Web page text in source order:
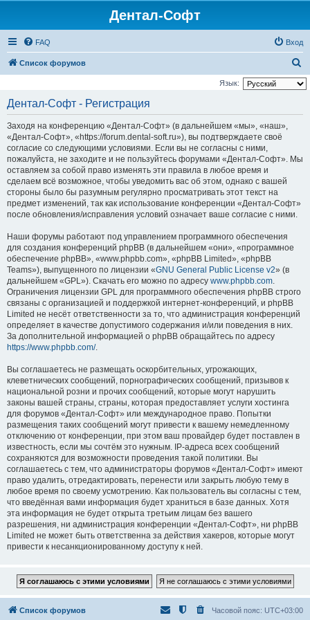
Дентал-Софт
FAQ Вход
Список форумов
о
Язык:
Дентал-Софт - Регистрация
Заходя на конференцию «Дентал-Софт» (в дальнейшем «мы», «наш»,
«Дентал-Софт», «https://forum.dental-soft.ru»), вы подтверждаете своё
согласие со следующими условиями. Если вы не согласны с ними,
пожалуйста, не заходите и не пользуйтесь форумами «Дентал-Софт». Мы
оставляем за собой право изменять эти правила в любое время и
сделаем всё возможное, чтобы уведомить вас об этом, однако с вашей
стороны было бы разумным регулярно просматривать этот текст на
предмет изменений, так как использование конференции «Дентал-Софт»
после обновления/исправления условий означает ваше согласие с ними.
Наши форумы работают под управлением программного обеспечения
для создания конференций phpBB (в дальнейшем «они», «программное
обеспечение phpBB», «www.phpbb.com», «phpBB Limited», «phpBB
Teams»), выпущенного по лицензии «GNU General Public License v2» (в
дальнейшем «GPL»). Скачать его можно по адресу www.phpbb.com.
Ограничения лицензии GPL для программного обеспечения phpBB строго
связаны с организацией и поддержкой интернет-конференций, и phpBB
Limited не несёт ответственности за то, что администрация конференций
определяет в качестве допустимого содержания и/или поведения в них.
За дополнительной информацией о phpBB обращайтесь по адресу
https://www.phpbb.com/.
Вы соглашаетесь не размещать оскорбительных, угрожающих,
клеветнических сообщений, порнографических сообщений, призывов к
национальной розни и прочих сообщений, которые могут нарушить
законы вашей страны, страны, которая предоставляет услуги хостинга
для форумов «Дентал-Софт» или международное право. Попытки
размещения таких сообщений могут привести к вашему немедленному
отключению от конференции, при этом ваш провайдер будет поставлен в
известность, если мы сочтём это нужным. IP-адреса всех сообщений
сохраняются для возможности проведения такой политики. Вы
соглашаетесь с тем, что администраторы форумов «Дентал-Софт» имеют
право удалить, отредактировать, перенести или закрыть любую тему в
любое время по своему усмотрению. Как пользователь вы согласны с тем,
что введённая вами информация будет храниться в базе данных. Хотя
эта информация не будет открыта третьим лицам без вашего
разрешения, ни администрация конференции «Дентал-Софт», ни phpBB
Limited не может быть ответственна за действия хакеров, которые могут
привести к несанкционированному доступу к ней.
Список форумов Часовой пояс: UTC+03:00